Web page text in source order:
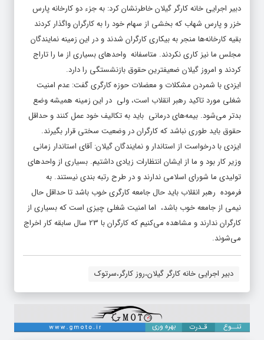
دبیر اجرایی خانه کارگر گیلان خاطرنشان کرد: به جزء دو کارخانه پارس
خزر و پارس شهاب که بخشی از سهام خود را به کارگران واگذار کردند
بقیه کارخانه‌ها منجر به بیکاری کارگران شدند و در این زمینه نمایندگان
مجلس ما نیز کاری نکردند. متاسفانه واحدهای بسیاری از ما را تاراج
کردند و امروز گیلان ضعیفترین حقوق بازنشستگی را دارد.
ایزدی با شمردن مشکلات و معضلات حوزه کارگری گفت: عدم امنیت
شغلی مورد تاکید رهبر انقلاب است، ولی در این زمینه همیشه وضع
بدتر می‌شود. بیمه‌های درمانی باید به تکالیف خود عمل کنند و حداقل
حقوق باید طوری نباشد که کارگران در وضعیت سختی قرار بگیرند.
ایزدی با درخواست از استاندار و نمایندگان گیلان: آقای استاندار زمانی
وزیر کار بود و ما از ایشان انتظارات زیادی داشتیم. بسیاری از واحدهای
تولیدی ما شورای اسلامی ندارند و در طرح رتبه بندی نیستند. به
فرموده رهبر انقلاب باید حال جامعه کارگری خوب باشد تا حداقل حال
نیمی از جامعه خوب باشد، اما امنیت شغلی چیزی است که بسیاری از
کارگران ندارند و مشاهده می‌کنیم که کارگران با 23 سال سابقه کار اخراج
می‌شوند.
دبیر اجرایی خانه کارگر گیلان،روز کارگر،سرتوک